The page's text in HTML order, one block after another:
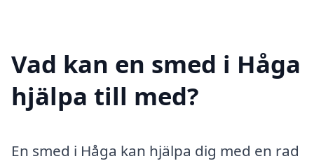
Vad kan en smed i Håga
hjälpa till med?
En smed i Håga kan hjälpa dig med en rad